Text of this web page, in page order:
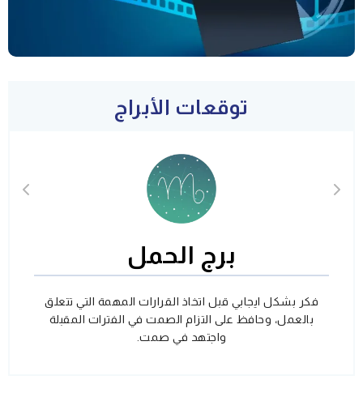
توقعات الأبراج
برج الحمل
فكر بشكل ايجابي قبل اتخاذ القرارات المهمة التي تتعلق
بالعمل، وحافظ على التزام الصمت في الفترات المقبلة
واجتهد في صمت.